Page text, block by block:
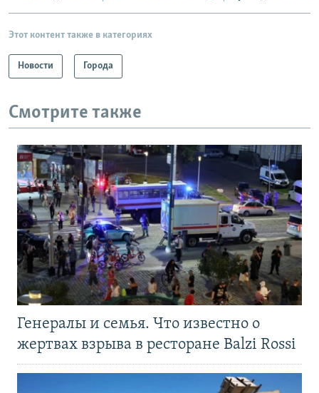
Этот контент также в категориях
Новости Города
Смотрите также
Генералы и семья. Что известно о
жертвах взрыва в ресторане Balzi Rossi